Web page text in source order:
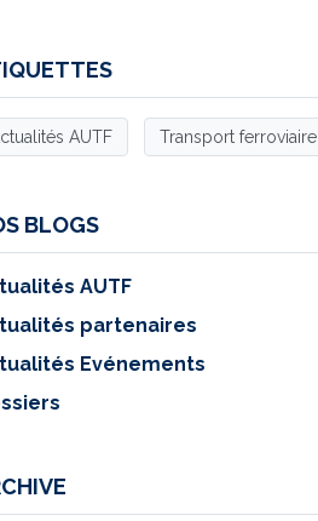
AUTF Transport ferroviaire
BLOGS
AUTF
partenaires
Evénements